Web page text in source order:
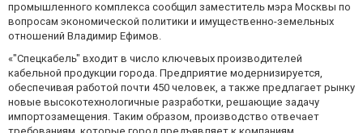
промышленного комплекса сообщил заместитель мэра Москвы по
вопросам экономической политики и имущественно-земельных
отношений Владимир Ефимов.
«"Спецкабель" входит в число ключевых производителей
кабельной продукции города. Предприятие модернизируется,
обеспечивая работой почти 450 человек, а также предлагает рынку
новые высокотехнологичные разработки, решающие задачу
импортозамещения. Таким образом, производство отвечает